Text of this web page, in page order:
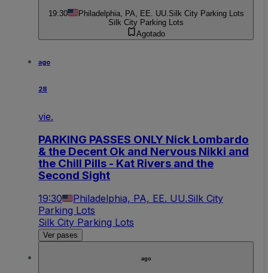
19:30 Philadelphia, PA, EE. UU.Silk City Parking Lots
Silk City Parking Lots
Agotado
ago
28
vie.
PARKING PASSES ONLY Nick Lombardo
& the Decent Ok and Nervous Nikki and
the Chill Pills - Kat Rivers and the
Second Sight
19:30 Philadelphia, PA, EE. UU.Silk City
Parking Lots
Silk City Parking Lots
Ver pases
ago